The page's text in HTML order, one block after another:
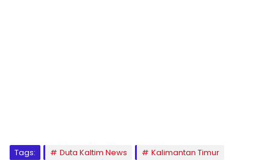
Tags: Duta Kaltim News
Kalimantan Timur